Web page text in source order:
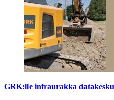
GRK:lle infraurakka